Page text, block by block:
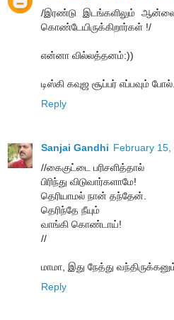
/இரண்டு இடங்களிலும்
கொண்டேயிருக்கிறார்கள் !/
என்னா வில்லத்தனம்:))
டிஸ்கி கவுஜ சூப்பர் எப்பவும் போல்.
Reply
Sanjai Gandhi February 15,
//கைகுட்டை பரிசளித்தால்
பிரிந்து விடுவார்களாமே!
தெரியாமல் நான் தந்தேன்.
தெரிந்தே நீயும்
வாங்கி கொண்டாய்!
//
மாமா, இது நேத்து
Reply